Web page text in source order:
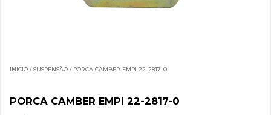
INÍCIO /SUSPENSÃO / PORCA CAMBER EMPI 22-2817-0
PORCA CAMBER EMPI 22-2817-0